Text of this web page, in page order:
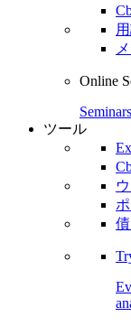
Online
Seminars
ツール